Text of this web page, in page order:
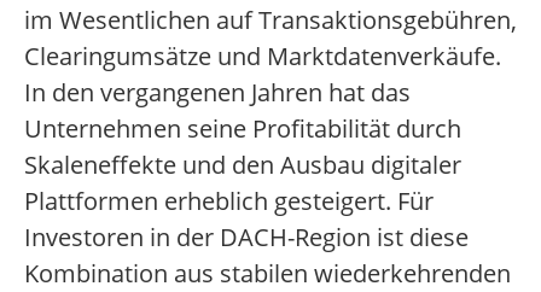
im Wesentlichen auf Transaktionsgebühren,
Clearingumsätze und Marktdatenverkäufe.
In den vergangenen Jahren hat das
Unternehmen seine Profitabilität durch
Skaleneffekte und den Ausbau digitaler
Plattformen erheblich gesteigert. Für
Investoren in der DACH-Region ist diese
Kombination aus stabilen wiederkehrenden